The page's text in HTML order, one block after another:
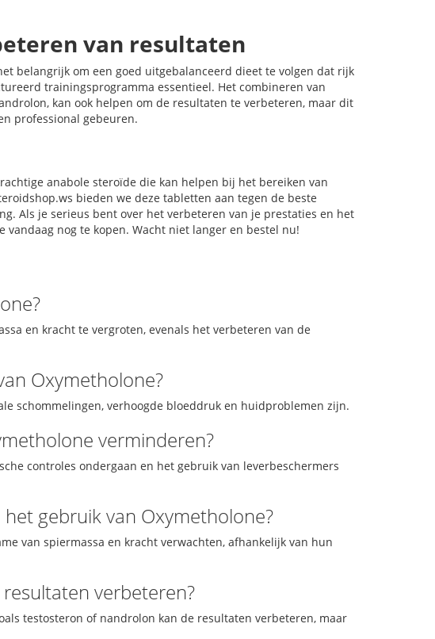
van resultaten
belangrijk om een goed uitgebalanceerd dieet te volgen dat rijk
trainingsprogramma essentieel. Het combineren van
kan ook helpen om de resultaten te verbeteren, maar dit
professional gebeuren.
anabole steroïde die kan helpen bij het bereiken van
bieden we deze tabletten aan tegen de beste
Als je serieus bent over het verbeteren van je prestaties en het
vandaag nog te kopen. Wacht niet langer en bestel nu!
en kracht te vergroten, evenals het verbeteren van de
Oxymetholone?
schommelingen, verhoogde bloeddruk en huidproblemen zijn.
verminderen?
controles ondergaan en het gebruik van leverbeschermers
gebruik van Oxymetholone?
van spiermassa en kracht verwachten, afhankelijk van hun
verbeteren?
testosteron of nandrolon kan de resultaten verbeteren, maar